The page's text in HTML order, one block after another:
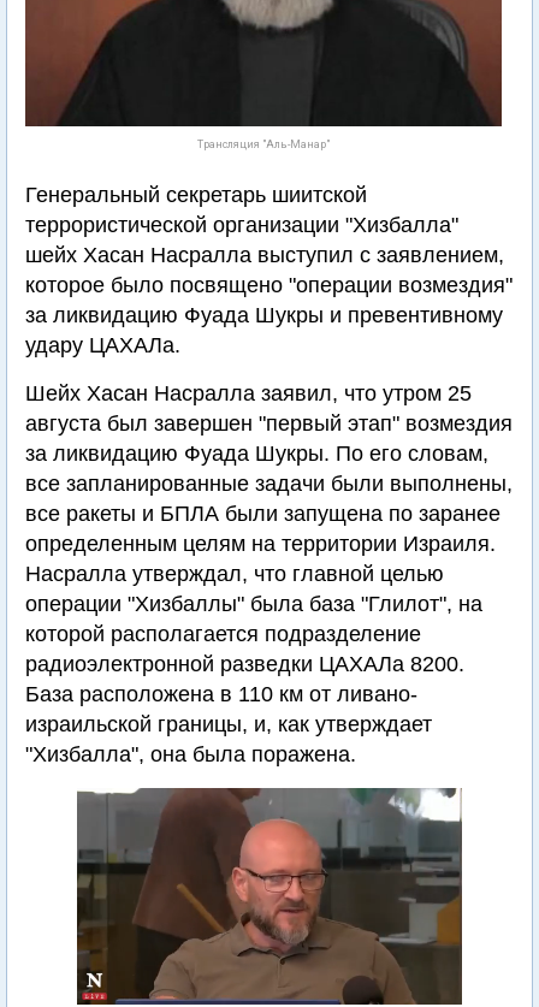
Трансляция "Аль-Манар"
Генеральный секретарь шиитской
террористической организации "Хизбалла"
шейх Хасан Насралла выступил с заявлением,
которое было посвящено "операции возмездия"
за ликвидацию Фуада Шукры и превентивному
удару ЦАХАЛа.
Шейх Хасан Насралла заявил, что утром 25
августа был завершен "первый этап" возмездия
за ликвидацию Фуада Шукры. По его словам,
все запланированные задачи были выполнены,
все ракеты и БПЛА были запущена по заранее
определенным целям на территории Израиля.
Насралла утверждал, что главной целью
операции "Хизбаллы" была база "Глилот", на
которой располагается подразделение
радиоэлектронной разведки ЦАХАЛа 8200.
База расположена в 110 км от ливано-
израильской границы, и, как утверждает
"Хизбалла", она была поражена.